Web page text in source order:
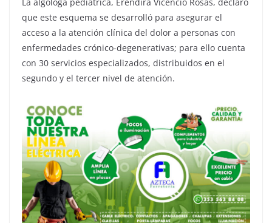
La algóloga pediátrica, Eréndira Vicencio Rosas, declaró
que este esquema se desarrolló para asegurar el
acceso a la atención clínica del dolor a personas con
enfermedades crónico-degenerativas; para ello cuenta
con 30 servicios especializados, distribuidos en el
segundo y el tercer nivel de atención.